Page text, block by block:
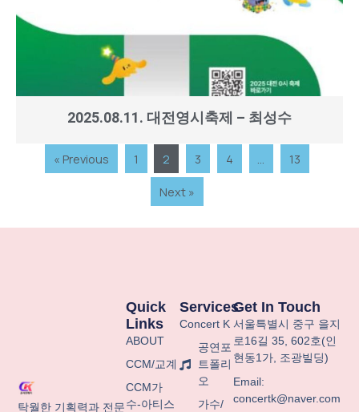
2025.08.11. 대전영시축제 – 최성수
« Previous 1 2 3 4 13
Next »
탁월한 기획력과 전문
Services
Concert K
공연포
트폴리
오
가수/
Quick
Links
ABOUT
CCM/교계
CCM가
수-아티스
Get In Touch
서울특별시 중구 을지
로16길 35, 602호(인
현동1 가 조광빌딩)
Email:
concertk@naver.com